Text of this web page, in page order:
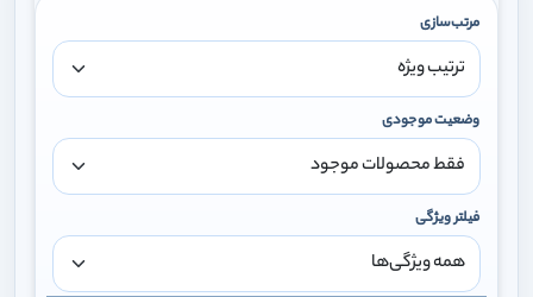
مرتب‌سازی
وضعیت موجودی
فیلتر ویژگی